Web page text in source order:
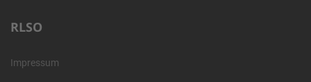
RLSO
Impressum